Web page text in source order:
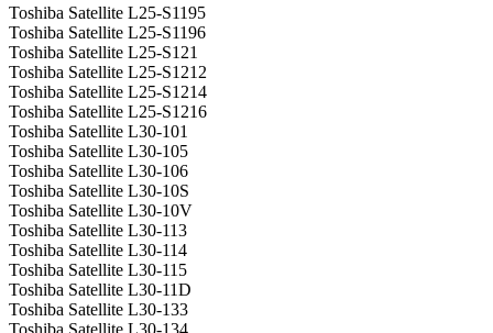
Toshiba Satellite L25-S1195
Toshiba Satellite L25-S1196
Toshiba Satellite L25-S121
Toshiba Satellite L25-S1212
Toshiba Satellite L25-S1214
Toshiba Satellite L25-S1216
Toshiba Satellite L30-101
Toshiba Satellite L30-105
Toshiba Satellite L30-106
Toshiba Satellite L30-10S
Toshiba Satellite L30-10V
Toshiba Satellite L30-113
Toshiba Satellite L30-114
Toshiba Satellite L30-115
Toshiba Satellite L30-11D
Toshiba Satellite L30-133